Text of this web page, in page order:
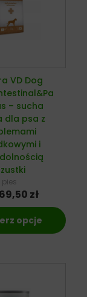
VD Dog
– sucha
dla psa z
i
pies
69,50 zł
opcje